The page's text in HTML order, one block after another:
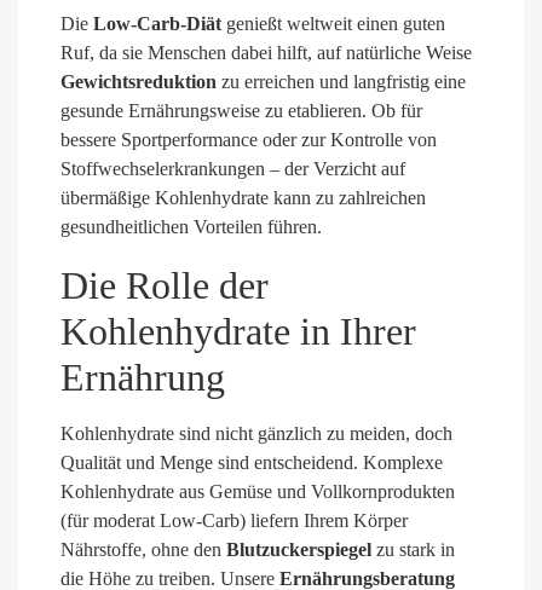
Die Low-Carb-Diät genießt weltweit einen guten
Ruf, da sie Menschen dabei hilft, auf natürliche Weise
Gewichtsreduktion zu erreichen und langfristig eine
gesunde Ernährungsweise zu etablieren. Ob für
bessere Sportperformance oder zur Kontrolle von
Stoffwechselerkrankungen – der Verzicht auf
übermäßige Kohlenhydrate kann zu zahlreichen
gesundheitlichen Vorteilen führen.
Die Rolle der
Kohlenhydrate in Ihrer
Ernährung
Kohlenhydrate sind nicht gänzlich zu meiden, doch
Qualität und Menge sind entscheidend. Komplexe
Kohlenhydrate aus Gemüse und Vollkornprodukten
(für moderat Low-Carb) liefern Ihrem Körper
Nährstoffe, ohne den Blutzuckerspiegel zu stark in
die Höhe zu treiben. Unsere Ernährungsberatung